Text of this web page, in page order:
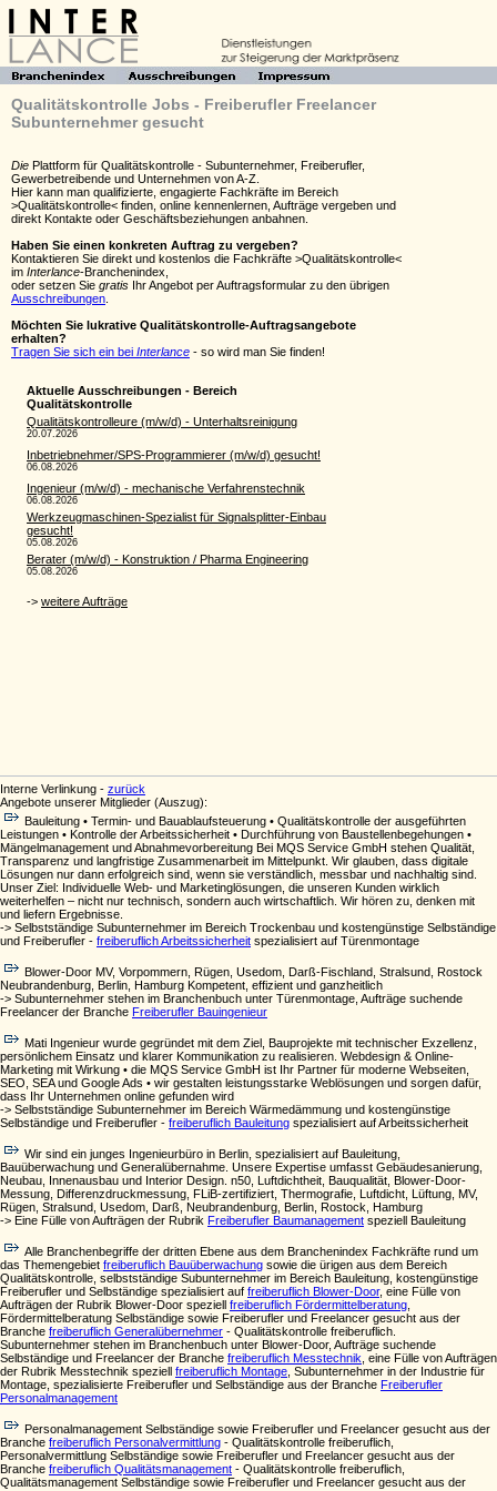
Qualitätskontrolle Jobs - Freiberufler Freelancer
Subunternehmer gesucht
Die Plattform für Qualitätskontrolle - Subunternehmer, Freiberufler,
Gewerbetreibende und Unternehmen von A-Z.
Hier kann man qualifizierte, engagierte Fachkräfte im Bereich
>Qualitätskontrolle< finden, online kennenlernen, Aufträge vergeben und
direkt Kontakte oder Geschäftsbeziehungen anbahnen.
Haben Sie einen konkreten Auftrag zu vergeben?
Kontaktieren Sie direkt und kostenlos die Fachkräfte >Qualitätskontrolle<
im Interlance-Branchenindex,
oder setzen Sie gratis Ihr Angebot per Auftragsformular zu den übrigen
Ausschreibungen
Möchten Sie lukrative Qualitätskontrolle-Auftragsangebote
erhalten?
Tragen Sie sich ein bei Interlance - so wird man Sie finden!
Interne Verlinkung - zurück
Angebote unserer Mitglieder (Auszug):
Bauleitung • Termin- und Bauablaufsteuerung • Qualitätskontrolle der ausgeführten
Leistungen • Kontrolle der Arbeitssicherheit • Durchführung von Baustellenbegehungen •
Mängelmanagement und Abnahmevorbereitung Bei MQS Service GmbH stehen Qualität,
Transparenz und langfristige Zusammenarbeit im Mittelpunkt. Wir glauben, dass digitale
Lösungen nur dann erfolgreich sind, wenn sie verständlich, messbar und nachhaltig sind.
Unser Ziel: Individuelle Web- und Marketinglösungen, die unseren Kunden wirklich
weiterhelfen – nicht nur technisch, sondern auch wirtschaftlich. Wir hören zu, denken mit
und liefern Ergebnisse.
-> Selbstständige Subunternehmer im Bereich Trockenbau und kostengünstige Selbständige
und Freiberufler - freiberuflich Arbeitssicherheit spezialisiert auf Türenmontage
Blower-Door MV, Vorpommern, Rügen, Usedom, Darß-Fischland, Stralsund, Rostock
Neubrandenburg, Berlin, Hamburg Kompetent, effizient und ganzheitlich
-> Subunternehmer stehen im Branchenbuch unter Türenmontage, Aufträge suchende
Freelancer der Branche Freiberufler Bauingenieur
Mati Ingenieur wurde gegründet mit dem Ziel, Bauprojekte mit technischer Exzellenz,
persönlichem Einsatz und klarer Kommunikation zu realisieren. Webdesign & Online-
Marketing mit Wirkung • die MQS Service GmbH ist Ihr Partner für moderne Webseiten,
SEO, SEA und Google Ads • wir gestalten leistungsstarke Weblösungen und sorgen dafür,
dass Ihr Unternehmen online gefunden wird
-> Selbstständige Subunternehmer im Bereich Wärmedämmung und kostengünstige
Selbständige und Freiberufler - freiberuflich Bauleitung spezialisiert auf Arbeitssicherheit
Wir sind ein junges Ingenieurbüro in Berlin, spezialisiert auf Bauleitung,
Bauüberwachung und Generalübernahme. Unsere Expertise umfasst Gebäudesanierung,
Neubau, Innenausbau und Interior Design. n50, Luftdichtheit, Bauqualität, Blower-Door-
Messung, Differenzdruckmessung, FLiB-zertifiziert, Thermografie, Luftdicht, Lüftung, MV,
Rügen, Stralsund, Usedom, Darß, Neubrandenburg, Berlin, Rostock, Hamburg
-> Eine Fülle von Aufträgen der Rubrik Freiberufler Baumanagement speziell Bauleitung
Alle Branchenbegriffe der dritten Ebene aus dem Branchenindex Fachkräfte rund um
das Themengebiet freiberuflich Bauüberwachung sowie die ürigen aus dem Bereich
Qualitätskontrolle, selbstständige Subunternehmer im Bereich Bauleitung, kostengünstige
Freiberufler und Selbständige spezialisiert auf freiberuflich Blower-Door, eine Fülle von
Aufträgen der Rubrik Blower-Door speziell freiberuflich Fördermittelberatung
Fördermittelberatung Selbständige sowie Freiberufler und Freelancer gesucht aus der
Branche freiberuflich Generalübernehmer - Qualitätskontrolle freiberuflich.
Subunternehmer stehen im Branchenbuch unter Blower-Door, Aufträge suchende
Selbständige und Freelancer der Branche freiberuflich Messtechnik , eine Fülle von Aufträgen
der Rubrik Messtechnik speziell freiberuflich Montage , Subunternehmer in der Industrie für
Montage, spezialisierte Freiberufler und Selbständige aus der Branche Freiberufler
Personalmanagement
Personalmanagement Selbständige sowie Freiberufler und Freelancer gesucht aus der
Branche freiberuflich Personalvermittlung - Qualitätskontrolle freiberuflich,
Personalvermittlung Selbständige sowie Freiberufler und Freelancer gesucht aus der
Branche freiberuflich Qualitätsmanagement - Qualitätskontrolle freiberuflich,
Qualitätsmanagement Selbständige sowie Freiberufler und Freelancer gesucht aus der